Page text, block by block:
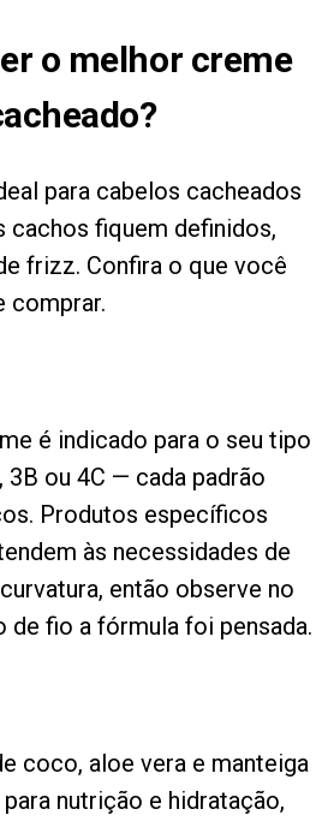
o melhor creme
para cabelos cacheados
cachos fiquem definidos,
frizz. Confira o que você
comprar.
é indicado para o seu tipo
ou 4C — cada padrão
Produtos específicos
às necessidades de
então observe no
de fio a fórmula foi pensada.
coco, aloe vera e manteiga
nutrição e hidratação,